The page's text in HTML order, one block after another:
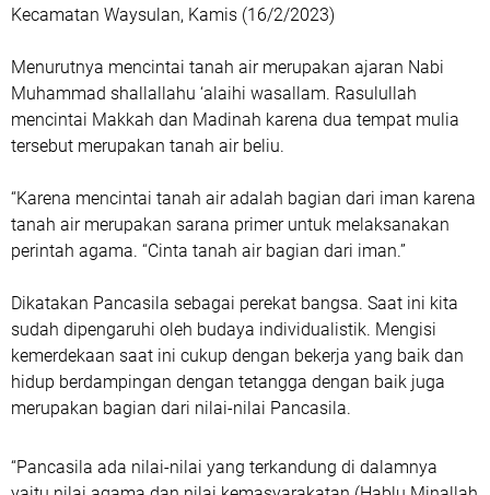
Kecamatan Waysulan, Kamis (16/2/2023)
Menurutnya mencintai tanah air merupakan ajaran Nabi
Muhammad shallallahu ‘alaihi wasallam. Rasulullah
mencintai Makkah dan Madinah karena dua tempat mulia
tersebut merupakan tanah air beliu.
“Karena mencintai tanah air adalah bagian dari iman karena
tanah air merupakan sarana primer untuk melaksanakan
perintah agama. “Cinta tanah air bagian dari iman.”
Dikatakan Pancasila sebagai perekat bangsa. Saat ini kita
sudah dipengaruhi oleh budaya individualistik. Mengisi
kemerdekaan saat ini cukup dengan bekerja yang baik dan
hidup berdampingan dengan tetangga dengan baik juga
merupakan bagian dari nilai-nilai Pancasila.
“Pancasila ada nilai-nilai yang terkandung di dalamnya